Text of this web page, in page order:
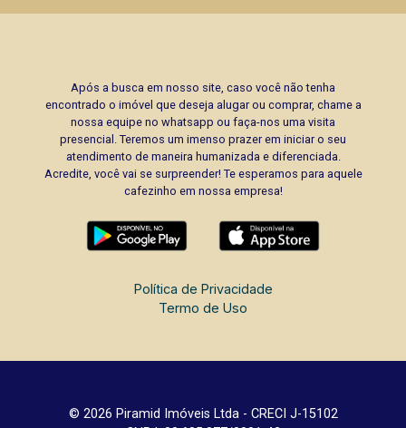
Após a busca em nosso site, caso você não tenha
encontrado o imóvel que deseja alugar ou comprar, chame a
nossa equipe no whatsapp ou faça-nos uma visita
presencial. Teremos um imenso prazer em iniciar o seu
atendimento de maneira humanizada e diferenciada.
Acredite, você vai se surpreender! Te esperamos para aquele
cafezinho em nossa empresa!
Política de Privacidade
Termo de Uso
© 2026 Piramid Imóveis Ltda - CRECI J-15102